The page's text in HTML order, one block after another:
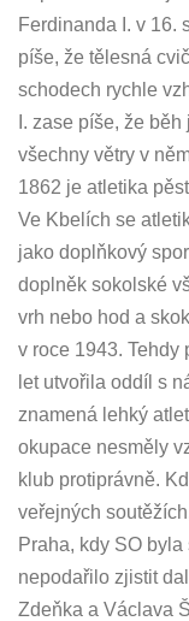
Ferdinanda I. v 16.
píše, že tělesná
schodech rychle
I. zase píše, že
všechny větry v
1862 je atletika
Ve Kbelích se
jako doplňkový
doplněk sokolské
vrh nebo hod a
v roce 1943. Tehdy
let utvořila oddíl s
znamená lehký
okupace nesměly
klub protiprávně.
veřejných
Praha, kdy SO
nepodařilo zjistit
Zdeňka a Václava